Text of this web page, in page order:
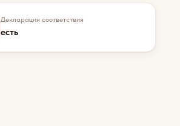
Декларация соответствия
есть